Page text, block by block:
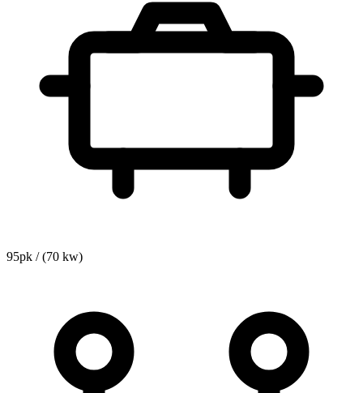
95pk / (70 kw)